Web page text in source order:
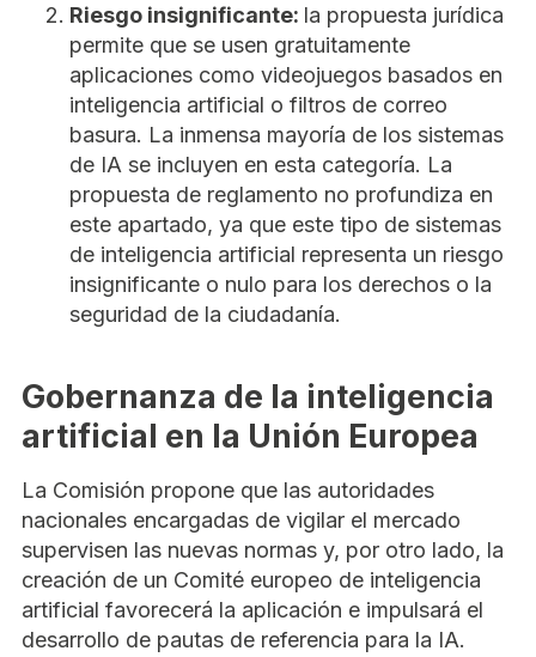
Riesgo insignificante: la propuesta jurídica
permite que se usen gratuitamente
aplicaciones como videojuegos basados en
inteligencia artificial o filtros de correo
basura. La inmensa mayoría de los sistemas
de IA se incluyen en esta categoría. La
propuesta de reglamento no profundiza en
este apartado, ya que este tipo de sistemas
de inteligencia artificial representa un riesgo
insignificante o nulo para los derechos o la
seguridad de la ciudadanía.
Gobernanza de la inteligencia
artificial en la Unión Europea
La Comisión propone que las autoridades
nacionales encargadas de vigilar el mercado
supervisen las nuevas normas y, por otro lado, la
creación de un Comité europeo de inteligencia
artificial favorecerá la aplicación e impulsará el
desarrollo de pautas de referencia para la IA.